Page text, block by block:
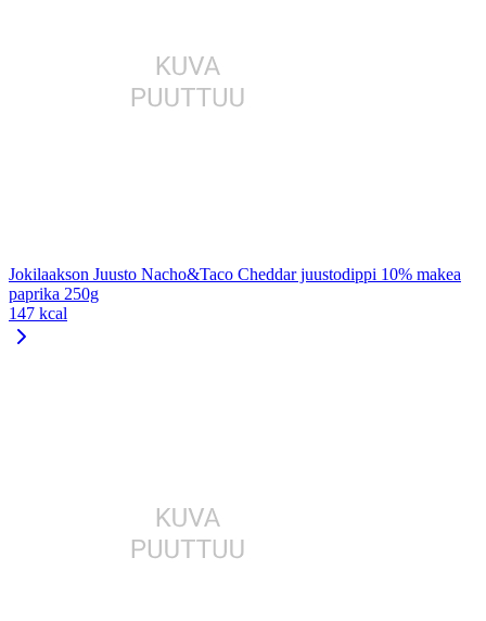
Jokilaakson Juusto Nacho&Taco Cheddar juustodippi 10% makea
paprika 250g
147 kcal